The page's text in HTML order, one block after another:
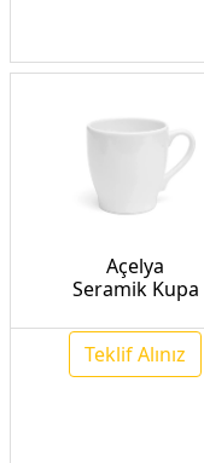
Açelya
Seramik Kupa
Teklif Alınız